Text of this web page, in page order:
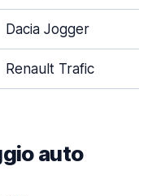
Dacia Jogger
Renault Trafic
auto